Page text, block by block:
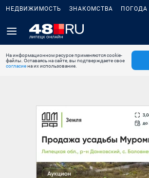
НЕДВИЖИМОСТЬ ЗНАКОМСТВА ПОГОДА
На информационном ресурсе применяются cookie-
файлы. Оставаясь на сайте, вы подтверждаете свое
согласиена их использование.